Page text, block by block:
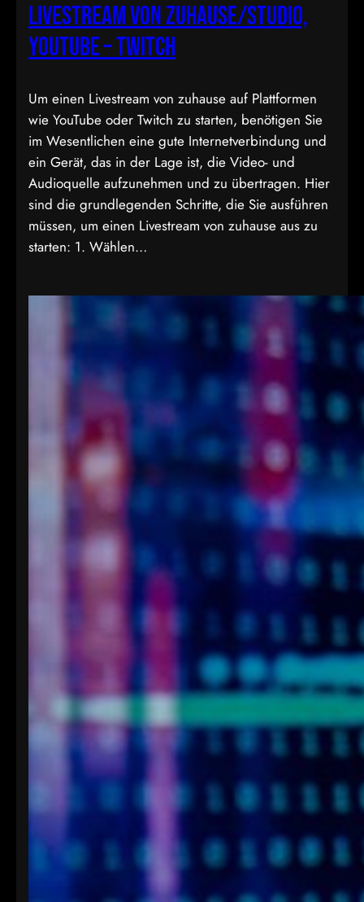
Livestream von Zuhause/Studio,
YouTube – Twitch
Um einen Livestream von zuhause auf Plattformen
wie YouTube oder Twitch zu starten, benötigen Sie
im Wesentlichen eine gute Internetverbindung und
ein Gerät, das in der Lage ist, die Video- und
Audioquelle aufzunehmen und zu übertragen. Hier
sind die grundlegenden Schritte, die Sie ausführen
müssen, um einen Livestream von zuhause aus zu
starten: 1. Wählen…